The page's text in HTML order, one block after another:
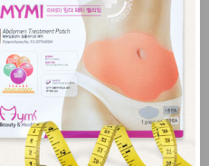
آراء الزبائن
لا يمكنك اضافة تعليق
الرجاءالدخول أوالتسجيل لكي